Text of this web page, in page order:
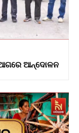
ଆଗରେ ଆନ୍ଦୋଳନ